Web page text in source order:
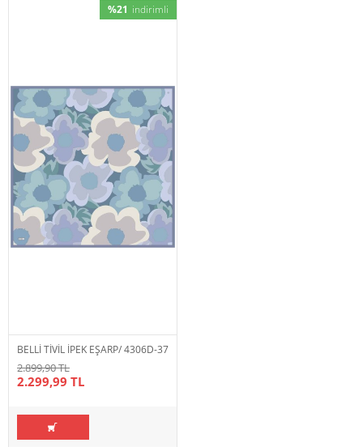
%21 indirimli
BELLİ TİVİL İPEK EŞARP/ 4306D-37
2.899,90 TL
2.299,99 TL